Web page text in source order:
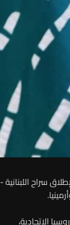
سراح اللبنانية -
الاتحادية،